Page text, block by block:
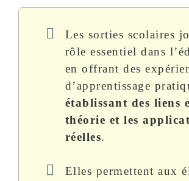
Les sorties scolaires
rôle essentiel dans
en offrant des
d’apprentissage
établissant des liens
théorie et les
réelles.
Elles permettent aux